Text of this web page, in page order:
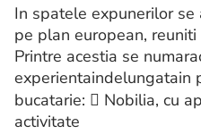
In spatele expunerilor
pe plan european,
Printre acestia se
experientaindelungatain
bucatarie:  Nobilia, cu
activitate